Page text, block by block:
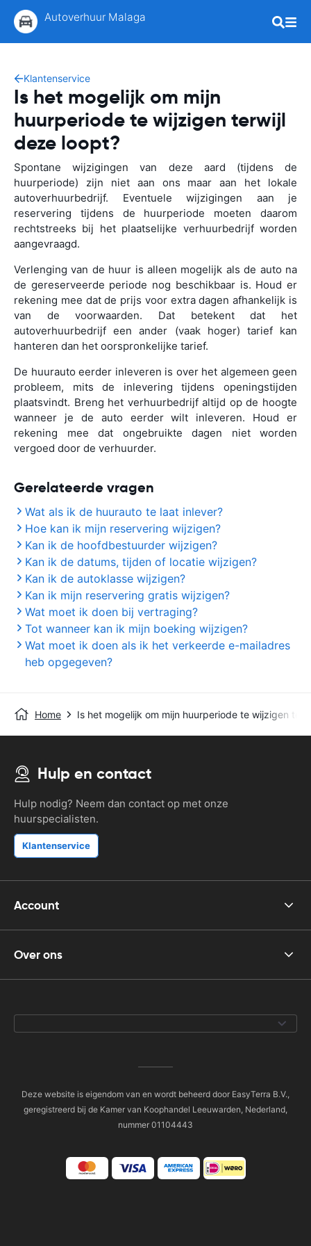
Autoverhuur Malaga
Klantenservice
Is het mogelijk om mijn
huurperiode te wijzigen terwijl
deze loopt?
Spontane wijzigingen van deze aard (tijdens de
huurperiode) zijn niet aan ons maar aan het lokale
autoverhuurbedrijf. Eventuele wijzigingen aan je
reservering tijdens de huurperiode moeten daarom
rechtstreeks bij het plaatselijke verhuurbedrijf worden
aangevraagd.
Verlenging van de huur is alleen mogelijk als de auto na
de gereserveerde periode nog beschikbaar is. Houd er
rekening mee dat de prijs voor extra dagen afhankelijk is
van de voorwaarden. Dat betekent dat het
autoverhuurbedrijf een ander (vaak hoger) tarief kan
hanteren dan het oorspronkelijke tarief.
De huurauto eerder inleveren is over het algemeen geen
probleem, mits de inlevering tijdens openingstijden
plaatsvindt. Breng het verhuurbedrijf altijd op de hoogte
wanneer je de auto eerder wilt inleveren. Houd er
rekening mee dat ongebruikte dagen niet worden
vergoed door de verhuurder.
Gerelateerde vragen
Wat als ik de huurauto te laat inlever?
Hoe kan ik mijn reservering wijzigen?
Kan ik de hoofdbestuurder wijzigen?
Kan ik de datums, tijden of locatie wijzigen?
Kan ik de autoklasse wijzigen?
Kan ik mijn reservering gratis wijzigen?
Wat moet ik doen bij vertraging?
Tot wanneer kan ik mijn boeking wijzigen?
Wat moet ik doen als ik het verkeerde e-mailadres
heb opgegeven?
Home Is het mogelijk om mijn huurperiode te wijzigen
Hulp en contact
Hulp nodig? Neem dan contact op met onze
huurspecialisten.
Klantenservice
Account
Over ons
Deze website is eigendom van en wordt beheerd door EasyTerra B.V.,
geregistreerd bij de Kamer van Koophandel Leeuwarden, Nederland,
nummer 01104443